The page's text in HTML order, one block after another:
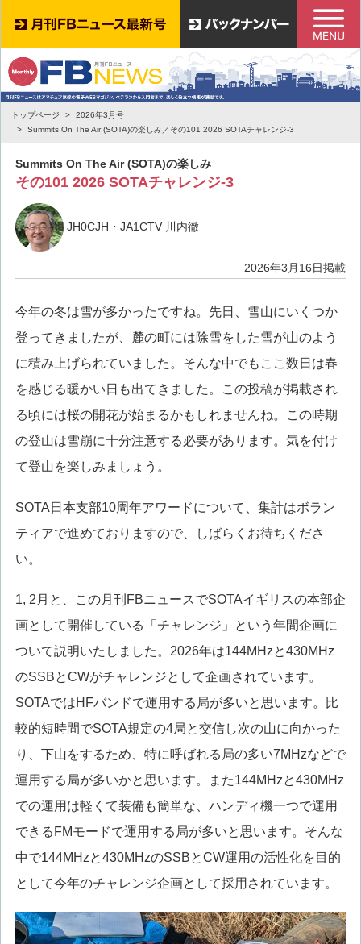
トップページ
2026年3月号
Summits On The Air (SOTA)の楽しみ／その101 2026 SOTAチャレンジ-3
Summits On The Air (SOTA)の楽しみ
その101 2026 SOTAチャレンジ-3
JH0CJH・JA1CTV 川内徹
2026年3月16日掲載
今年の冬は雪が多かったですね。先日、雪山にいくつか
登ってきましたが、麓の町には除雪をした雪が山のよう
に積み上げられていました。そんな中でもここ数日は春
を感じる暖かい日も出てきました。この投稿が掲載され
る頃には桜の開花が始まるかもしれませんね。この時期
の登山は雪崩に十分注意する必要があります。気を付け
て登山を楽しみましょう。
SOTA日本支部10周年アワードについて、集計はボラン
ティアで進めておりますので、しばらくお待ちくださ
い。
1, 2月と、この月刊FBニュースでSOTAイギリスの本部企
画として開催している「チャレンジ」という年間企画に
ついて説明いたしました。2026年は144MHzと430MHz
のSSBとCWがチャレンジとして企画されています。
SOTAではHFバンドで運用する局が多いと思います。比
較的短時間でSOTA規定の4局と交信し次の山に向かった
り、下山をするため、特に呼ばれる局の多い7MHzなどで
運用する局が多いかと思います。また144MHzと430MHz
での運用は軽くて装備も簡単な、ハンディ機一つで運用
できるFMモードで運用する局が多いと思います。そんな
中で144MHzと430MHzのSSBとCW運用の活性化を目的
として今年のチャレンジ企画として採用されています。